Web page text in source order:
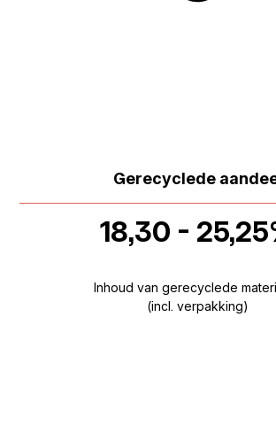
Gerecyclede
18,30 -
Inhoud van gerecyclede
(incl. verpakking)